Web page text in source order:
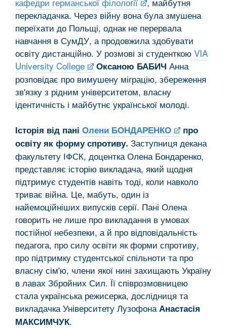
перекладачка. Через війну вона була змушена
переїхати до Польщі, однак не перервала
навчання в СумДУ, а продовжила здобувати
освіту дистанційно. У розмові зі студенткою VIA
University College
Оксаною БАБИЧ Анна
розповідає про вимушену міграцію, збереження
зв'язку з рідним університетом, власну
ідентичність і майбутнє української молоді.
Історія від пані Олени БОНДАРЕНКО
про
освіту як форму спротиву. Заступниця декана
факультету ІФСК, доцентка Олена Бондаренко,
представляє історію викладача, який щодня
підтримує студентів навіть тоді, коли навколо
триває війна. Це, мабуть, один із
найемоційніших випусків серії. Пані Олена
говорить не лише про викладання в умовах
постійної небезпеки, а й про відповідальність
педагога, про силу освіти як форми спротиву,
про підтримку студентської спільноти та про
власну сім'ю, члени якої нині захищають Україну
в лавах Збройних Сил. Її співрозмовницею
стала українська режисерка, дослідниця та
викладачка Університету Лузофона Анастасія
МАКСИМЧУК.